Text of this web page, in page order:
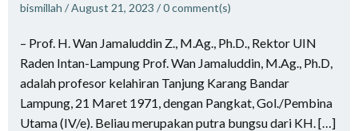
bismillah /August 21, 2023 /0comment(s)
– Prof. H. Wan Jamaluddin Z., M.Ag., Ph.D., Rektor UIN
Raden Intan-Lampung Prof. Wan Jamaluddin, M.Ag., Ph.D,
adalah profesor kelahiran Tanjung Karang Bandar
Lampung, 21 Maret 1971, dengan Pangkat, Gol./Pembina
Utama (IV/e). Beliau merupakan putra bungsu dari KH. […]